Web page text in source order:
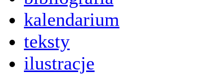
kalendarium
teksty
ilustracje